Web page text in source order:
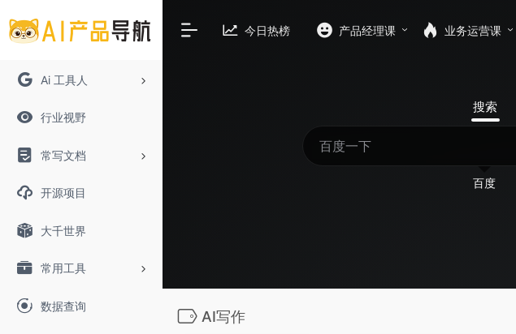
Ai 工具人
行业视野
常写文档
开源项目
大千世界
常用工具
数据查询
今日热榜 产品经理课 业务运营课
搜索
百度
AI写作